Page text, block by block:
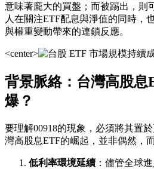
意味著龐大的買盤；而被踢出，則
人在關注ETF配息與淨值的同時，
與權重變動帶來的連鎖反應。
<center>
背景脈絡：台灣高股息
爆？
要理解00918的現象，必須將其置
灣高股息ETF的崛起，並非偶然，
低利率環境延續 ：儘管全球